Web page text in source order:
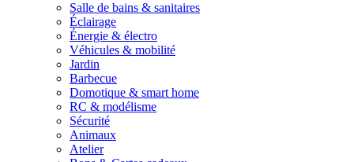
Salle de bains & sanitaires
Éclairage
Énergie & électro
Véhicules & mobilité
Jardin
Barbecue
Domotique & smart home
RC & modélisme
Sécurité
Animaux
Atelier